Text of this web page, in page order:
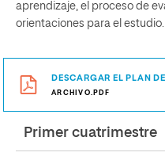
aprendizaje, el proceso de
orientaciones para el estudio.
DESCARGAR EL PLAN
ARCHIVO.PDF
Primer cuatrimestre